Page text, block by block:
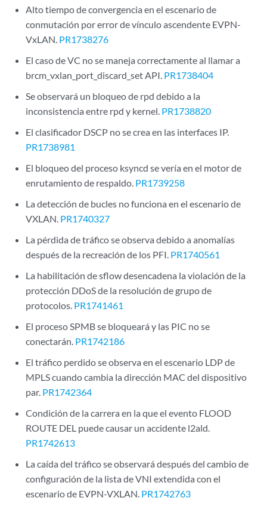
Alto tiempo de convergencia en el escenario de
conmutación por error de vínculo ascendente EVPN-
VxLAN. PR1738276
El caso de VC no se maneja correctamente al llamar a
brcm_vxlan_port_discard_set API. PR1738404
Se observará un bloqueo de rpd debido a la
inconsistencia entre rpd y kernel. PR1738820
El clasificador DSCP no se crea en las interfaces IP.
PR1738981
El bloqueo del proceso ksyncd se vería en el motor de
enrutamiento de respaldo. PR1739258
La detección de bucles no funciona en el escenario de
VXLAN. PR1740327
La pérdida de tráfico se observa debido a anomalías
después de la recreación de los PFI. PR1740561
La habilitación de sflow desencadena la violación de la
protección DDoS de la resolución de grupo de
protocolos. PR1741461
El proceso SPMB se bloqueará y las PIC no se
conectarán. PR1742186
El tráfico perdido se observa en el escenario LDP de
MPLS cuando cambia la dirección MAC del dispositivo
par. PR1742364
Condición de la carrera en la que el evento FLOOD
ROUTE DEL puede causar un accidente l2ald.
PR1742613
La caída del tráfico se observará después del cambio de
configuración de la lista de VNI extendida con el
escenario de EVPN-VXLAN. PR1742763